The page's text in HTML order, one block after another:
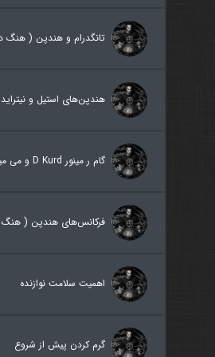
تانگدرام و هندپن ( هنگ
هندپن‌های استیل و نیتراید
گام ر مینور D Kurd و می مینور E Kurd
فرکانس‌های هندپن ( هنگ
اهمیت سلامت نوازنده
گرم کردن پیش از شروع